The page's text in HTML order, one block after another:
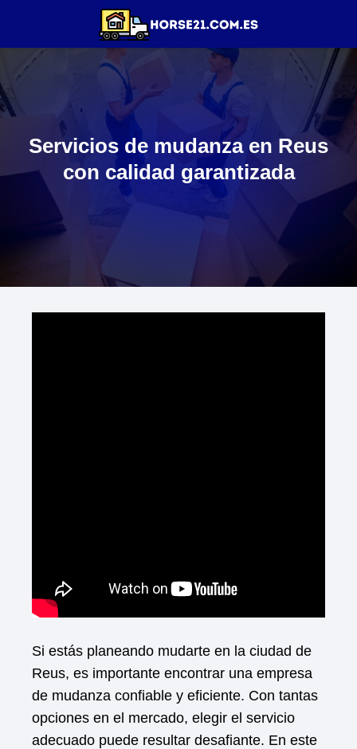
Servicios de mudanza en Reus
con calidad garantizada
Si estás planeando mudarte en la ciudad de
Reus, es importante encontrar una empresa
de mudanza confiable y eficiente. Con tantas
opciones en el mercado, elegir el servicio
adecuado puede resultar desafiante. En este